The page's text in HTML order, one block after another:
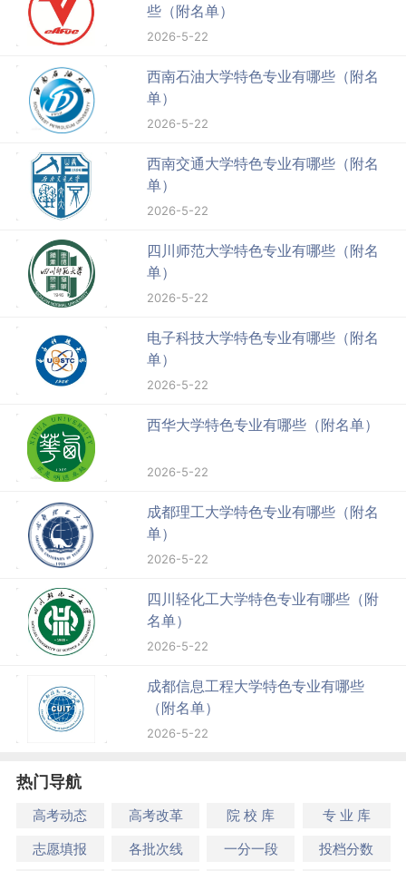
些（附名单）
2026-5-22
西南石油大学特色专业有哪些（附名
单）
2026-5-22
西南交通大学特色专业有哪些（附名
单）
2026-5-22
四川师范大学特色专业有哪些（附名
单）
2026-5-22
电子科技大学特色专业有哪些（附名
单）
2026-5-22
西华大学特色专业有哪些（附名单）
2026-5-22
成都理工大学特色专业有哪些（附名
单）
2026-5-22
四川轻化工大学特色专业有哪些（附
名单）
2026-5-22
成都信息工程大学特色专业有哪些
（附名单）
2026-5-22
热门导航
高考动态 高考改革 院 校 库
专 业 库
志愿填报
各批次线 一分一段 投档分数